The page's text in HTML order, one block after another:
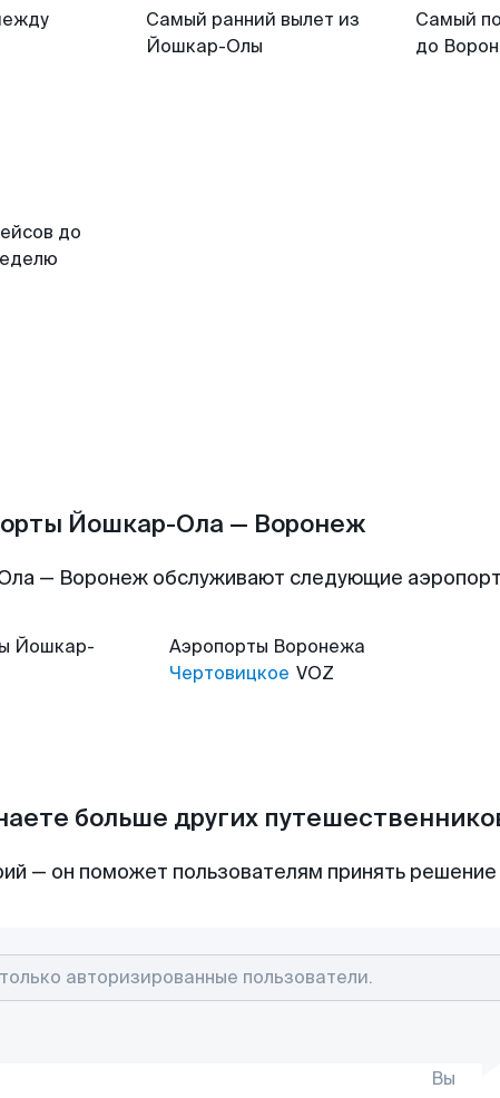
Самый ранний вылет из
Йошкар-Олы
Самый
до
до
Йошкар-Ола — Воронеж
— Воронеж обслуживают следующие
Йошкар-
Аэропорты Воронежа
Чертовицкое VOZ
больше других
— он поможет пользователям принять решение
Вы